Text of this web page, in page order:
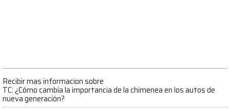
Recibir mas informacion sobre
TC: ¿Cómo cambia la importancia de la chimenea en los autos de
nueva generación?